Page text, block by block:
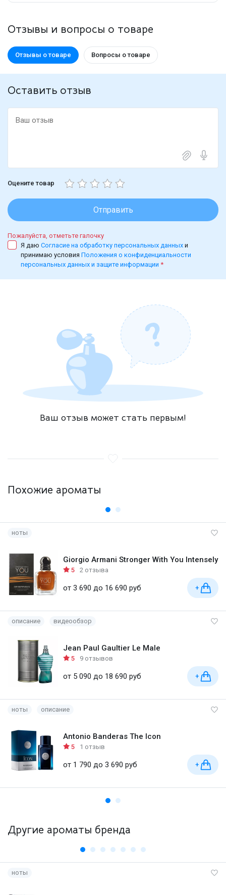
Отзывы и вопросы о товаре
Отзывы о товаре Вопросы о товаре
Оставить отзыв
Оцените товар
Отправить
Пожалуйста, отметьте галочку
Я даю Согласие на обработку персональных данных и
принимаю условия Положения о конфиденциальности
персональных данных и защите информации *
Ваш отзыв может стать первым!
Похожие ароматы
ноты
Giorgio Armani Stronger With You Intensely
5 2 отзыва
от 3 690 до 16 690 руб +
описание видеообзор
Jean Paul Gaultier Le Male
5 9 отзывов
от 5 090 до 18 690 руб +
ноты описание
Antonio Banderas The Icon
5 1 отзыв
от 1 790 до 3 690 руб +
Другие ароматы бренда
ноты